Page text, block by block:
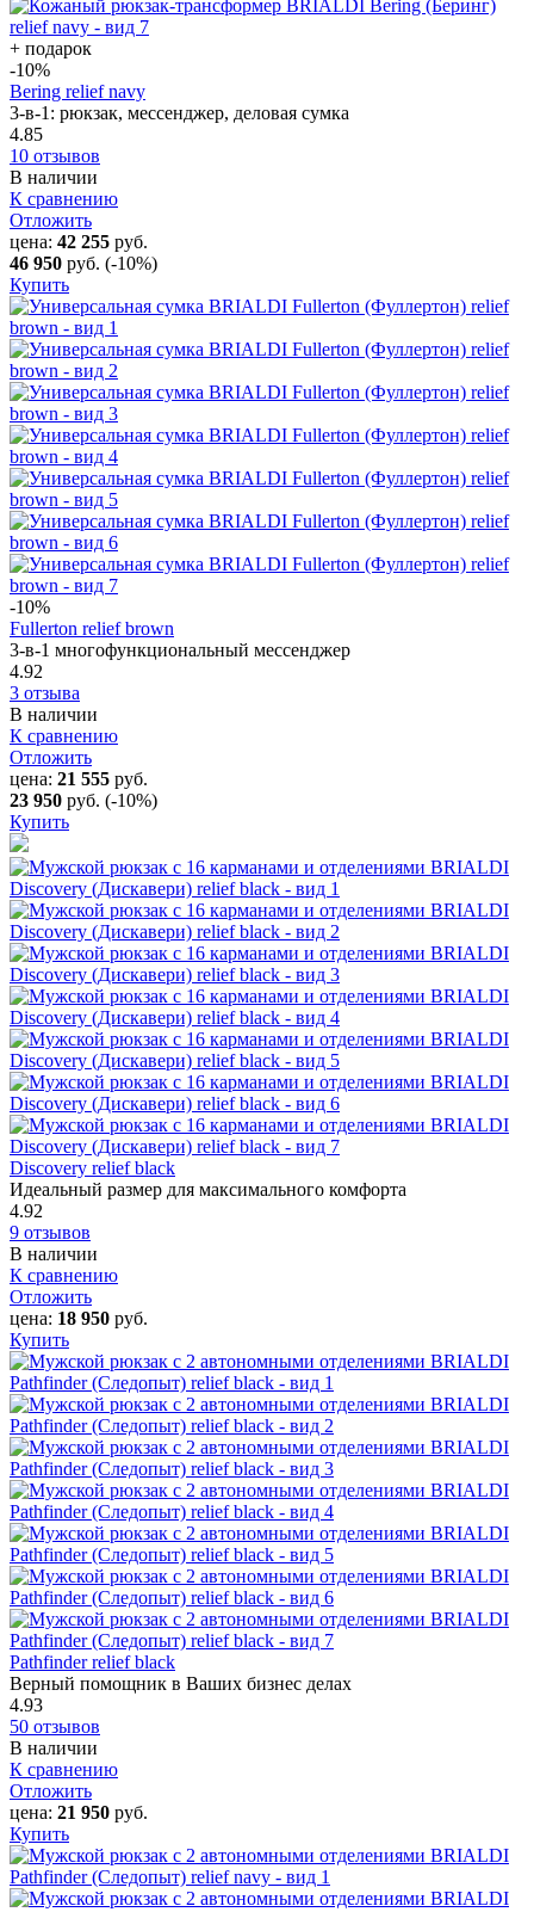
+ подарок
-10%
Bering relief navy
3-в-1: рюкзак, мессенджер, деловая сумка
4.85
10 отзывов
В наличии
К сравнению
Отложить
цена: 42 255 руб.
46 950 руб. (-10%)
Купить
-10%
Fullerton relief brown
3-в-1 многофункциональный мессенджер
4.92
3 отзыва
В наличии
К сравнению
Отложить
цена: 21 555 руб.
23 950 руб. (-10%)
Купить
Discovery relief black
Идеальный размер для максимального комфорта
4.92
9 отзывов
В наличии
К сравнению
Отложить
цена: 18 950 руб.
Купить
Pathfinder relief black
Верный помощник в Ваших бизнес делах
4.93
50 отзывов
В наличии
К сравнению
Отложить
цена: 21 950 руб.
Купить